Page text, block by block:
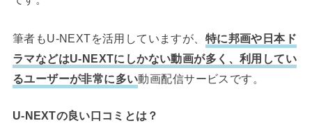
筆者もU-NEXTを活用していますが、 特に邦画や日本ド
ラマなどはU-NEXTにしかない動画が多く、利用してい
るユーザーが非常に多い動画配信サービスです。
U-NEXTの良い口コミとは？